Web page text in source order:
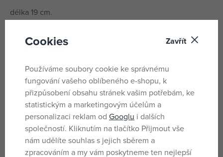
délka 19 cm.
Parametry
Pohlaví Pro kluky
Barva Modrá, Stříbrná
Druh koleček Gumová
Materiál Kov
Název podskupiny zboži Jada
Cookies Zavřít
Používáme soubory cookie ke správnému
fungování vašeho oblíbeného e-shopu, k
přizpůsobení obsahu stránek vašim potřebám, ke
statistickým a marketingovým účelům a
personalizaci reklam od Googlu i dalších
společností. Kliknutím na tlačítko Přijmout vše
nám udělíte souhlas s jejich sběrem a
zpracováním a my vám poskytneme ten nejlepší